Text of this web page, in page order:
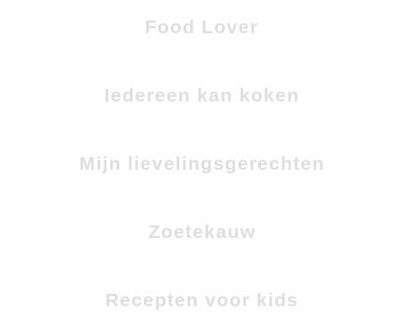
Food Lover
Iedereen kan koken
Mijn lievelingsgerechten
Zoetekauw
Recepten voor kids